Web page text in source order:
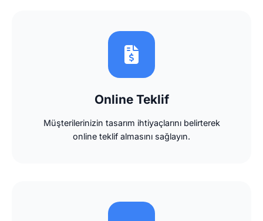
Online Teklif
Müşterilerinizin tasarım ihtiyaçlarını belirterek
online teklif almasını sağlayın.